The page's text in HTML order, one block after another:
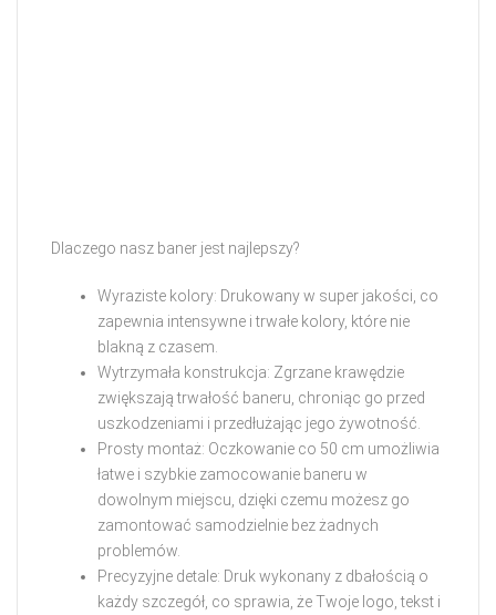
Dlaczego nasz baner jest najlepszy?
Wyraziste kolory: Drukowany w super jakości, co
zapewnia intensywne i trwałe kolory, które nie
blakną z czasem.
Wytrzymała konstrukcja: Zgrzane krawędzie
zwiększają trwałość baneru, chroniąc go przed
uszkodzeniami i przedłużając jego żywotność.
Prosty montaż: Oczkowanie co 50 cm umożliwia
łatwe i szybkie zamocowanie baneru w
dowolnym miejscu, dzięki czemu możesz go
zamontować samodzielnie bez żadnych
problemów.
Precyzyjne detale: Druk wykonany z dbałością o
każdy szczegół, co sprawia, że Twoje logo, tekst i